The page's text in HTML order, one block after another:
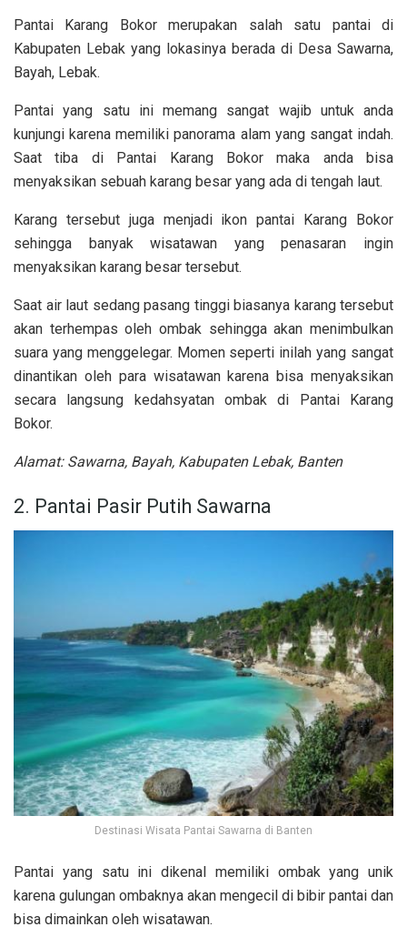
Pantai Karang Bokor merupakan salah satu pantai di
Kabupaten Lebak yang lokasinya berada di Desa Sawarna,
Bayah, Lebak.
Pantai yang satu ini memang sangat wajib untuk anda
kunjungi karena memiliki panorama alam yang sangat indah.
Saat tiba di Pantai Karang Bokor maka anda bisa
menyaksikan sebuah karang besar yang ada di tengah laut.
Karang tersebut juga menjadi ikon pantai Karang Bokor
sehingga banyak wisatawan yang penasaran ingin
menyaksikan karang besar tersebut.
Saat air laut sedang pasang tinggi biasanya karang tersebut
akan terhempas oleh ombak sehingga akan menimbulkan
suara yang menggelegar. Momen seperti inilah yang sangat
dinantikan oleh para wisatawan karena bisa menyaksikan
secara langsung kedahsyatan ombak di Pantai Karang
Bokor.
Alamat: Sawarna, Bayah, Kabupaten Lebak, Banten
2. Pantai Pasir Putih Sawarna
Destinasi Wisata Pantai Sawarna di Banten
Pantai yang satu ini dikenal memiliki ombak yang unik
karena gulungan ombaknya akan mengecil di bibir pantai dan
bisa dimainkan oleh wisatawan.